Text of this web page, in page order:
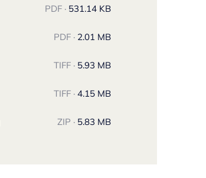
PDF · 531.14 KB
PDF · 2.01 MB
TIFF · 5.93 MB
TIFF · 4.15 MB
ZIP · 5.83 MB